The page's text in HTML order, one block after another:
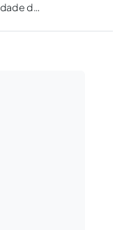
de
de